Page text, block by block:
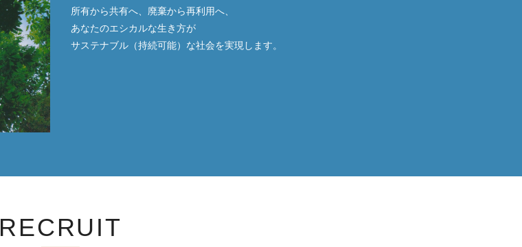
所有から共有へ、廃棄から再利用へ、
あなたのエシカルな生き方が
サステナブル（持続可能）な社会を実現します。
RECRUIT